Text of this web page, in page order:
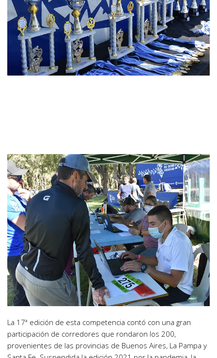
La 17ª edición de esta competencia contó con una gran
participación de corredores que rondaron los 200,
provenientes de las provincias de Buenos Aires, La Pampa y